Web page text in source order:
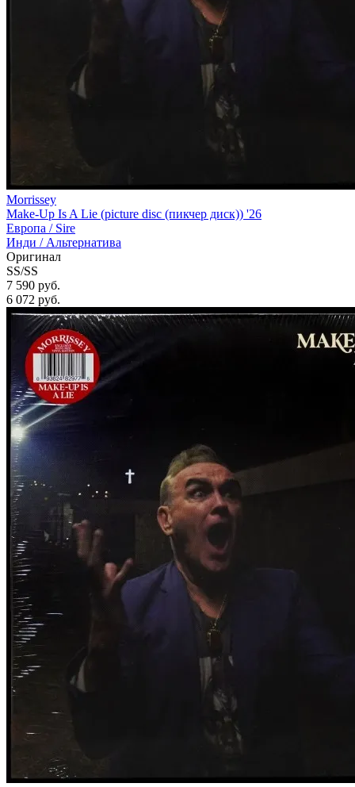
Morrissey
Make-Up Is A Lie (picture disc (пикчер диск)) '26
Европа / Sire
Инди / Альтернатива
Оригинал
SS/SS
7 590 руб.
6 072 руб.